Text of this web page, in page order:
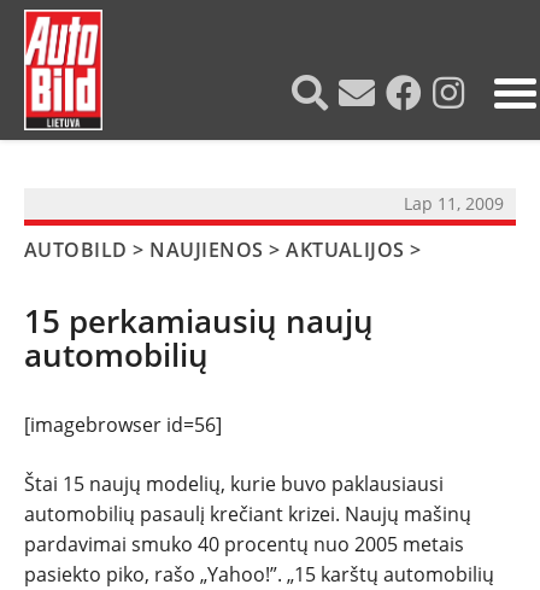
Lap 11, 2009
AUTOBILD > NAUJIENOS >AKTUALIJOS >
15 perkamiausių naujų
automobilių
[imagebrowser id=56]
Štai 15 naujų modelių, kurie buvo paklausiausi
automobilių pasaulį krečiant krizei. Naujų mašinų
pardavimai smuko 40 procentų nuo 2005 metais
pasiekto piko, rašo „Yahoo!”. „15 karštų automobilių